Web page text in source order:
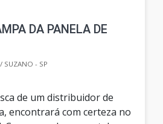
DA PANELA DE
SUZANO - SP
de um distribuidor de
encontrará com certeza no